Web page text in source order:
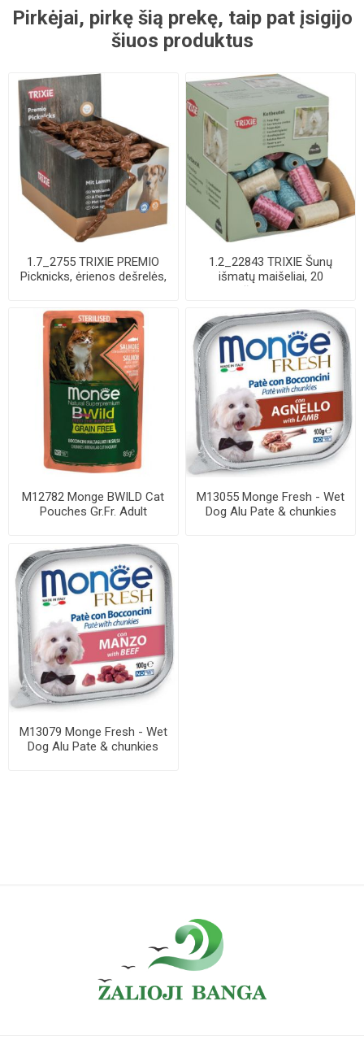
Pirkėjai, pirkę šią prekę, taip pat įsigijo
šiuos produktus
1.7_2755 TRIXIE PREMIO
Picknicks, ėrienos dešrelės,
1.2_22843 TRIXIE Šunų
išmatų maišeliai, 20
maišelių-rulone, ...
M12782 Monge BWILD Cat
Pouches Gr.Fr. Adult
M13055 Monge Fresh - Wet
Dog Alu Pate & chunkies
M13079 Monge Fresh - Wet
Dog Alu Pate & chunkies